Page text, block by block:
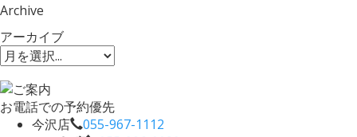
Archive
アーカイブ
お電話での予約優先
今沢店
055-967-1112